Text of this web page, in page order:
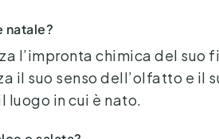
natale?
l’impronta chimica del suo
il suo senso dell’olfatto e il
in cui è nato.